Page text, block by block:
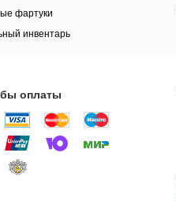
фартуки
инвентарь
оплаты